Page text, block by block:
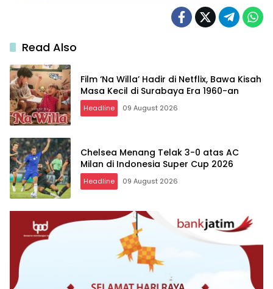
Read Also
Film ‘Na Willa’ Hadir di Netflix, Bawa Kisah
Masa Kecil di Surabaya Era 1960-an
Headline 09 August 2026
Chelsea Menang Telak 3-0 atas AC
Milan di Indonesia Super Cup 2026
Headline 09 August 2026